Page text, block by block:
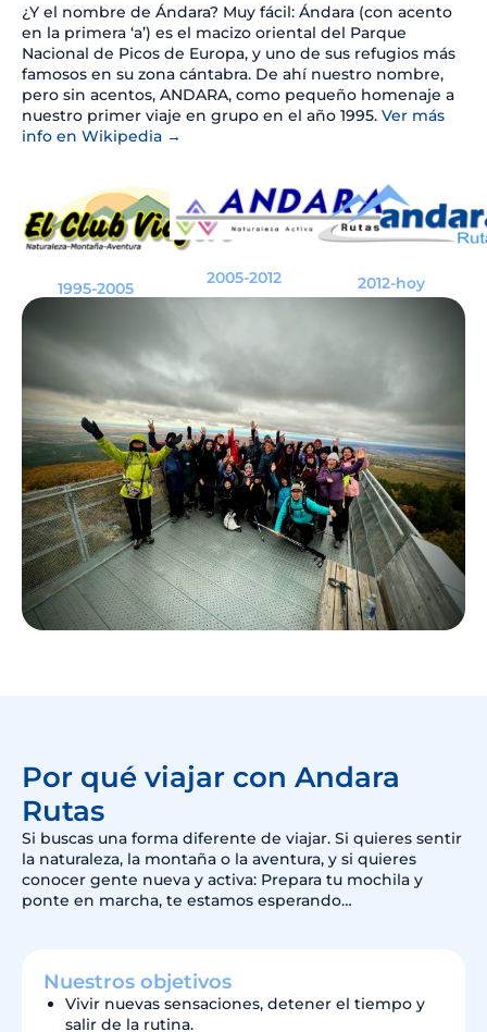
¿Y el nombre de Ándara? Muy fácil: Ándara (con acento
en la primera ‘a’) es el macizo oriental del Parque
Nacional de Picos de Europa, y uno de sus refugios más
famosos en su zona cántabra. De ahí nuestro nombre,
pero sin acentos, ANDARA, como pequeño homenaje a
nuestro primer viaje en grupo en el año 1995. Ver más
info en Wikipedia →
1995-2005
2005-2012 2012-hoy
Por qué viajar con Andara
Rutas
Si buscas una forma diferente de viajar. Si quieres sentir
la naturaleza, la montaña o la aventura, y si quieres
conocer gente nueva y activa: Prepara tu mochila y
ponte en marcha, te estamos esperando…
Nuestros objetivos
Vivir nuevas sensaciones, detener el tiempo y
salir de la rutina.